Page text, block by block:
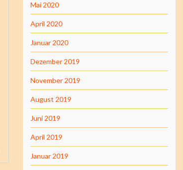
Mai 2020
April 2020
Januar 2020
Dezember 2019
November 2019
August 2019
Juni 2019
April 2019
Januar 2019